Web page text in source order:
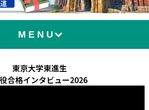
MENU
東京大学東進生
合格インタビュー2026